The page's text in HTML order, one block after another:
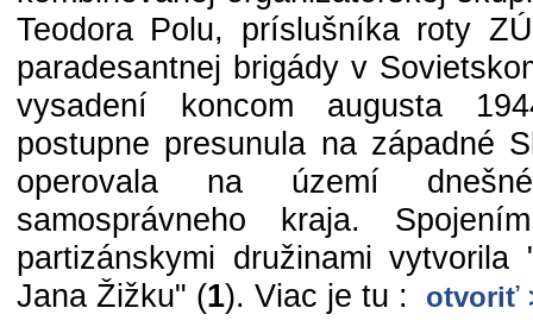
Teodora Polu, príslušníka roty
paradesantnej brigády v
vysadení koncom augusta
postupne presunula na západné
operovala na území
samosprávneho kraja.
partizánskymi družinami vytvorila
Jana Žižku" (1). Viac je tu : otvoriť